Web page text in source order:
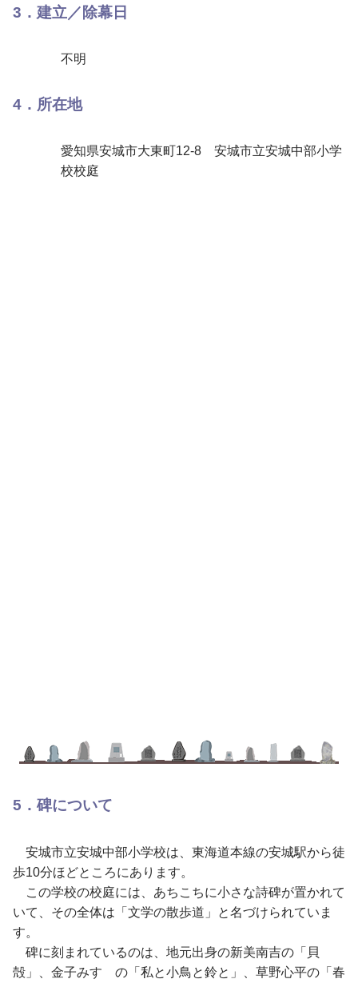
3．建立／除幕日
不明
4．所在地
愛知県安城市大東町12-8 安城市立安城中部小学
校校庭
5．碑について
安城市立安城中部小学校は、東海道本線の安城駅から徒
歩10分ほどところにあります。
この学校の校庭には、あちこちに小さな詩碑が置かれて
いて、その全体は「文学の散歩道」と名づけられていま
す。
碑に刻まれているのは、地元出身の新美南吉の「貝
殻」、金子みすゞの「私と小鳥と鈴と」、草野心平の「春